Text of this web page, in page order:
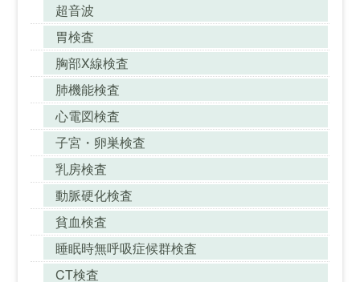
超音波
胃検査
胸部X線検査
肺機能検査
心電図検査
子宮・卵巣検査
乳房検査
動脈硬化検査
貧血検査
睡眠時無呼吸症候群検査
CT検査